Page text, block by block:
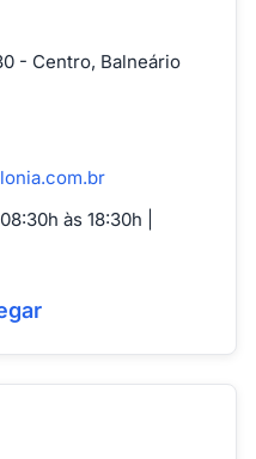
- Centro, Balneário
às 18:30h |